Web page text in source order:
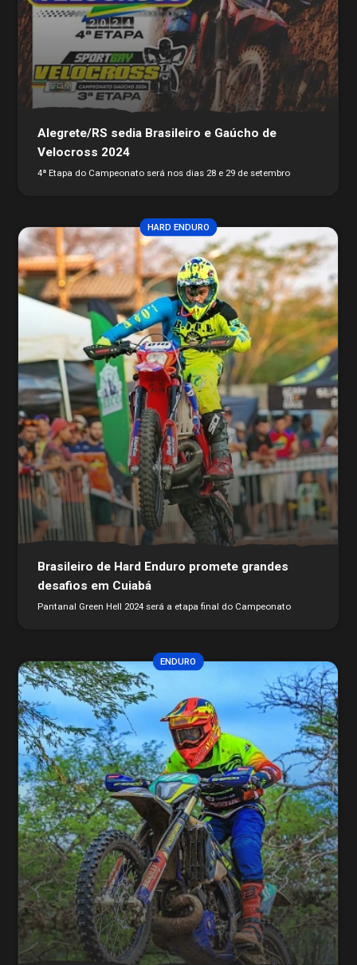
Alegrete/RS sedia Brasileiro e Gaúcho de
Velocross 2024
4ª Etapa do Campeonato será nos dias 28 e 29 de setembro
Brasileiro de Hard Enduro promete grandes
desafios em Cuiabá
Pantanal Green Hell 2024 será a etapa final do Campeonato
HARD ENDURO
ENDURO